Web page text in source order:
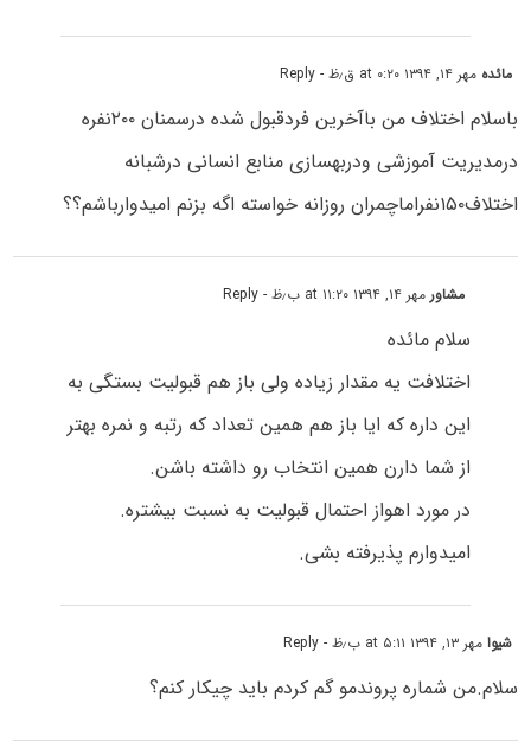
مائده مهر ۱۴, ۱۳۹۴ at ۰:۲۰ ق٫ظ - Reply
باسلام اختلاف من باآخرین فردقبول شده درسمنان ۲۰۰نفره
درمدیریت آموزشی ودربهسازی منابع انسانی درشبانه
اختلاف۱۵۰نفراماچمران روزانه خواسته اگه بزنم امیدوارباشم؟؟
مشاورمهر ۱۴, ۱۳۹۴ at ۱۱:۲۰ ب٫ظ - Reply
سلام مائده
اختلافت یه مقدار زیاده ولی باز هم قبولیت بستگی به
این داره که ایا باز هم همین تعداد که رتبه و نمره بهتر
از شما دارن همین انتخاب رو داشته باشن.
در مورد اهواز احتمال قبولیت به نسبت بیشتره.
امیدوارم پذیرفته بشی.
شیوامهر ۱۳, ۱۳۹۴ at ۵:۱۱ ب٫ظ - Reply
سلام.من شماره پروندمو گم کردم باید چیکار کنم؟